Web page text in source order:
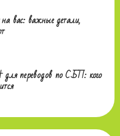
на вас: важные детали,
переводов по СБП: кого